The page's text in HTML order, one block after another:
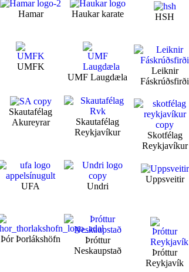
Hamar Haukar karate
HSH
UMFK
UMF Laugdæla
Leiknir
Fáskrúðsfirði
Skautafélag
Akureyrar
Skautafélag
Reykjavíkur
Skotfélag
Reykjavíkur
UFA Undri
Uppsveitir
Þór Þorlákshöfn
Þróttur
Neskaupstað
Þróttur
Reykjavík